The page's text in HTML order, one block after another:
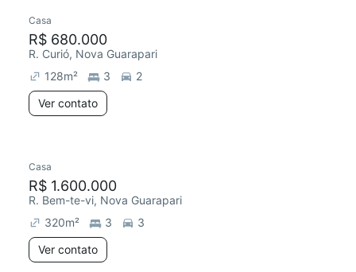
Casa
R$ 680.000
R. Curió, Nova Guarapari
128m² 3
2
Ver contato
Casa
R$ 1.600.000
R. Bem-te-vi, Nova Guarapari
320m² 3
3
Ver contato